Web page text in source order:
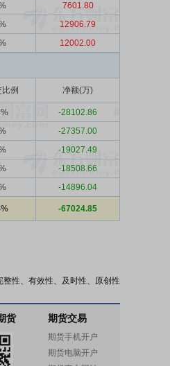
7601.80
12906.79
12002.00
例 净额(万)
-28102.86
-27357.00
-19027.49
-18508.66
-14896.04
-67024.85
性、有效性、及时性、原创性